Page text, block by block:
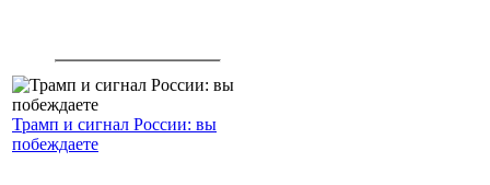
Трамп и сигнал России: вы
побеждаете